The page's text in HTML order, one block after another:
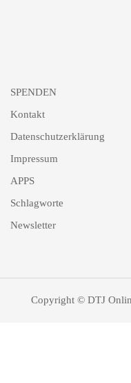
SPENDEN
Kontakt
Datenschutzerklärung
Impressum
APPS
Schlagworte
Newsletter
Copyright © DTJ